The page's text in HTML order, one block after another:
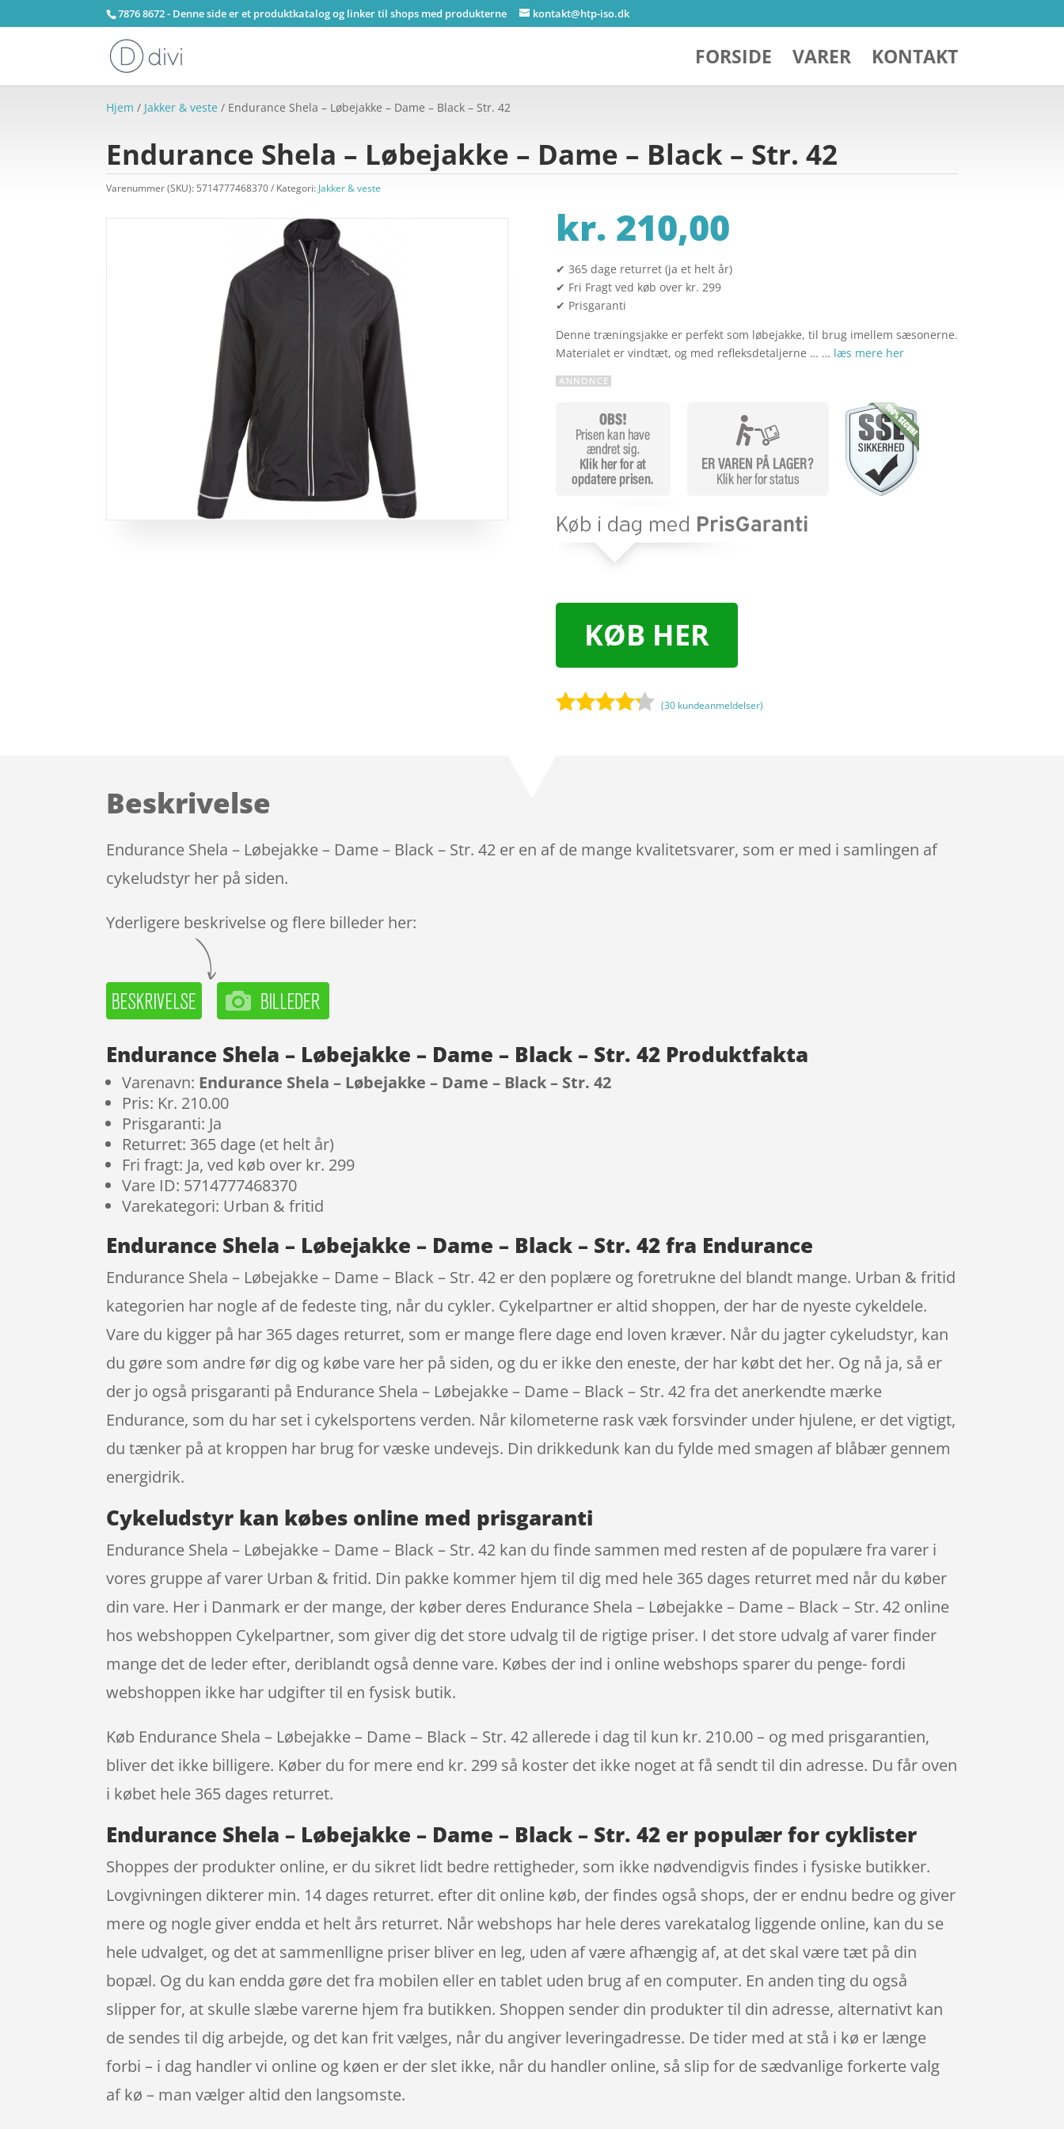
7876 8672 - Denne side er et produktkatalog og linker til shops med produkterne kontakt@htp-iso.dk
FORSIDE VARER KONTAKT
Hjem / Jakker & veste / Endurance Shela – Løbejakke – Dame – Black – Str. 42
Endurance Shela – Løbejakke – Dame – Black – Str. 42
Varenummer (SKU): 5714777468370 Kategori: Jakker & veste
kr. 210,00
✔ 365 dage returret (ja et helt år)
✔ Fri Fragt ved køb over kr. 299
✔ Prisgaranti
Denne træningsjakke er perfekt som løbejakke, til brug imellem sæsonerne.
Materialet er vindtæt, og med refleksdetaljerne … … læs mere her
KØB HER
mmelser
(30 kundeanmeldelser)
Beskrivelse
Endurance Shela – Løbejakke – Dame – Black – Str. 42 er en af de mange kvalitetsvarer, som er med i samlingen af
cykeludstyr her på siden.
Yderligere beskrivelse og flere billeder her:
Endurance Shela – Løbejakke – Dame – Black – Str. 42 Produktfakta
Varenavn: Endurance Shela – Løbejakke – Dame – Black – Str. 42
Pris: Kr. 210.00
Prisgaranti: Ja
Returret: 365 dage (et helt år)
Fri fragt: Ja, ved køb over kr. 299
Vare ID: 5714777468370
Varekategori: Urban & fritid
Endurance Shela – Løbejakke – Dame – Black – Str. 42 fra Endurance
Endurance Shela – Løbejakke – Dame – Black – Str. 42 er den poplære og foretrukne del blandt mange. Urban & fritid
kategorien har nogle af de fedeste ting, når du cykler. Cykelpartner er altid shoppen, der har de nyeste cykeldele.
Vare du kigger på har 365 dages returret, som er mange flere dage end loven kræver. Når du jagter cykeludstyr, kan
du gøre som andre før dig og købe vare her på siden, og du er ikke den eneste, der har købt det her. Og nå ja, så er
der jo også prisgaranti på Endurance Shela – Løbejakke – Dame – Black – Str. 42 fra det anerkendte mærke
Endurance, som du har set i cykelsportens verden. Når kilometerne rask væk forsvinder under hjulene, er det vigtigt,
du tænker på at kroppen har brug for væske undevejs. Din drikkedunk kan du fylde med smagen af blåbær gennem
energidrik.
Cykeludstyr kan købes online med prisgaranti
Endurance Shela – Løbejakke – Dame – Black – Str. 42 kan du finde sammen med resten af de populære fra varer i
vores gruppe af varer Urban & fritid. Din pakke kommer hjem til dig med hele 365 dages returret med når du køber
din vare. Her i Danmark er der mange, der køber deres Endurance Shela – Løbejakke – Dame – Black – Str. 42 online
hos webshoppen Cykelpartner, som giver dig det store udvalg til de rigtige priser. I det store udvalg af varer finder
mange det de leder efter, deriblandt også denne vare. Købes der ind i online webshops sparer du penge- fordi
webshoppen ikke har udgifter til en fysisk butik.
Køb Endurance Shela – Løbejakke – Dame – Black – Str. 42 allerede i dag til kun kr. 210.00 – og med prisgarantien,
bliver det ikke billigere. Køber du for mere end kr. 299 så koster det ikke noget at få sendt til din adresse. Du får oven
i købet hele 365 dages returret.
Endurance Shela – Løbejakke – Dame – Black – Str. 42 er populær for cyklister
Shoppes der produkter online, er du sikret lidt bedre rettigheder, som ikke nødvendigvis findes i fysiske butikker.
Lovgivningen dikterer min. 14 dages returret. efter dit online køb, der findes også shops, der er endnu bedre og giver
mere og nogle giver endda et helt års returret. Når webshops har hele deres varekatalog liggende online, kan du se
hele udvalget, og det at sammenlligne priser bliver en leg, uden af være afhængig af, at det skal være tæt på din
bopæl. Og du kan endda gøre det fra mobilen eller en tablet uden brug af en computer. En anden ting du også
slipper for, at skulle slæbe varerne hjem fra butikken. Shoppen sender din produkter til din adresse, alternativt kan
de sendes til dig arbejde, og det kan frit vælges, når du angiver leveringadresse. De tider med at stå i kø er længe
forbi – i dag handler vi online og køen er der slet ikke, når du handler online, så slip for de sædvanlige forkerte valg
af kø – man vælger altid den langsomste.